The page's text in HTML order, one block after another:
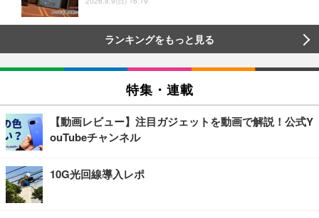
ランキングをもっと見る
特集・連載
【動画レビュー】注目ガジェットを動画で解説！公式Y
ouTubeチャンネル
10G光回線導入レポ